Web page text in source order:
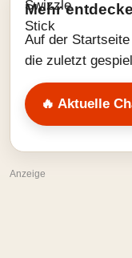
Mehr
Auf der
die zuletzt
🔥 Aktuelle
Anzeige